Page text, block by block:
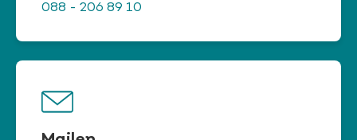
088 - 206 89 10